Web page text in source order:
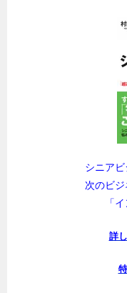
シニア
次のビジ
「
詳